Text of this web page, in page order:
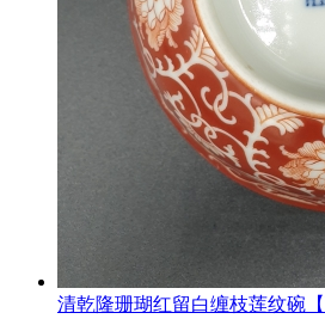
清乾隆珊瑚红留白缠枝莲纹碗【